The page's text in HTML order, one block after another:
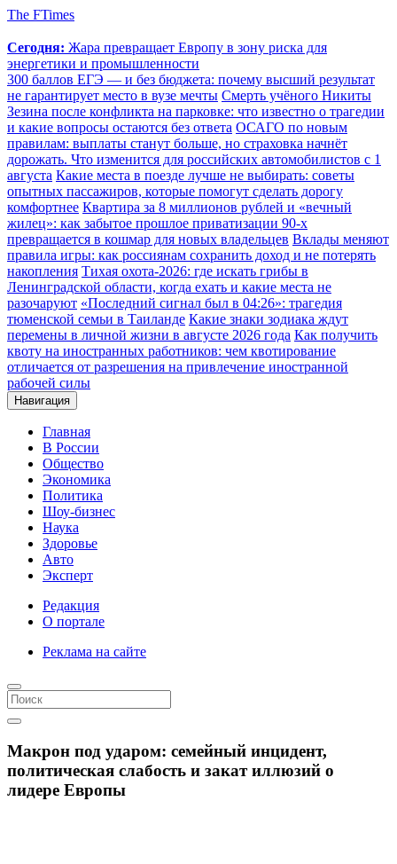
The FTimes
Сегодня: Жара превращает Европу в зону риска для
энергетики и промышленности
300 баллов ЕГЭ — и без бюджета: почему высший результат
не гарантирует место в вузе мечты Смерть учёного Никиты
Зезина после конфликта на парковке: что известно о трагедии
и какие вопросы остаются без ответа ОСАГО по новым
правилам: выплаты станут больше, но страховка начнёт
дорожать. Что изменится для российских автомобилистов с 1
августа Какие места в поезде лучше не выбирать: советы
опытных пассажиров, которые помогут сделать дорогу
комфортнее Квартира за 8 миллионов рублей и «вечный
жилец»: как забытое прошлое приватизации 90-х
превращается в кошмар для новых владельцев Вклады меняют
правила игры: как россиянам сохранить доход и не потерять
накопления Тихая охота-2026: где искать грибы в
Ленинградской области, когда ехать и какие места не
разочаруют «Последний сигнал был в 04:26»: трагедия
тюменской семьи в Таиланде Какие знаки зодиака ждут
перемены в личной жизни в августе 2026 года Как получить
квоту на иностранных работников: чем квотирование
отличается от разрешения на привлечение иностранной
рабочей силы
Навигация
Главная
В России
Общество
Экономика
Политика
Шоу-бизнес
Наука
Здоровье
Авто
Эксперт
Редакция
О портале
Реклама на сайте
Макрон под ударом: семейный инцидент,
политическая слабость и закат иллюзий о
лидере Европы